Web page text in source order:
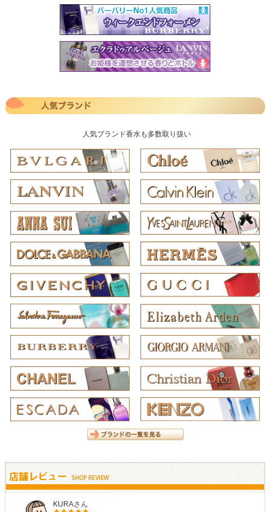
人気ブランド香水も多数取り扱い
KURAさん